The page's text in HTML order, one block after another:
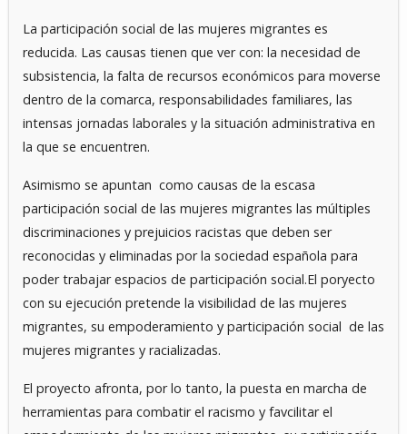
La participación social de las mujeres migrantes es
reducida. Las causas tienen que ver con: la necesidad de
subsistencia, la falta de recursos económicos para moverse
dentro de la comarca, responsabilidades familiares, las
intensas jornadas laborales y la situación administrativa en
la que se encuentren.
Asimismo se apuntan como causas de la escasa
participación social de las mujeres migrantes las múltiples
discriminaciones y prejuicios racistas que deben ser
reconocidas y eliminadas por la sociedad española para
poder trabajar espacios de participación social.El poryecto
con su ejecución pretende la visibilidad de las mujeres
migrantes, su empoderamiento y participación social de las
mujeres migrantes y racializadas.
El proyecto afronta, por lo tanto, la puesta en marcha de
herramientas para combatir el racismo y favcilitar el